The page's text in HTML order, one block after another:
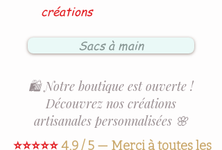
créations
Sacs à main
🛍️ Notre boutique est ouverte !
Découvrez nos créations
artisanales personnalisées 🌸
⭐⭐⭐⭐⭐4,9 / 5 — Merci à toutes les